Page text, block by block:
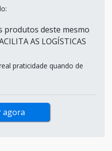
produtos deste mesmo
AS LOGÍSTICAS
praticidade quando de
agora